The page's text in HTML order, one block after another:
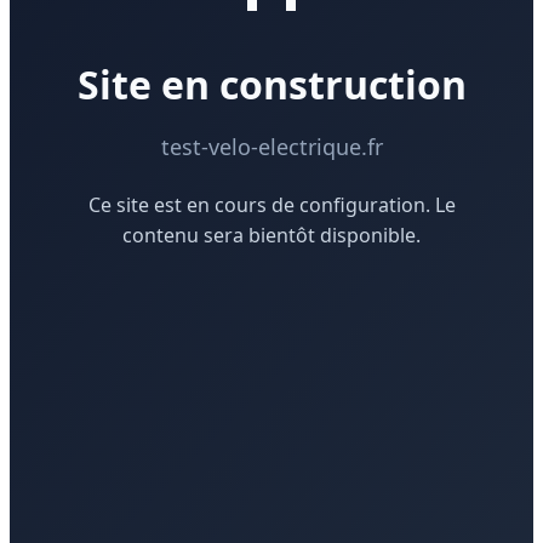
Site en construction
test-velo-electrique.fr
Ce site est en cours de configuration. Le
contenu sera bientôt disponible.